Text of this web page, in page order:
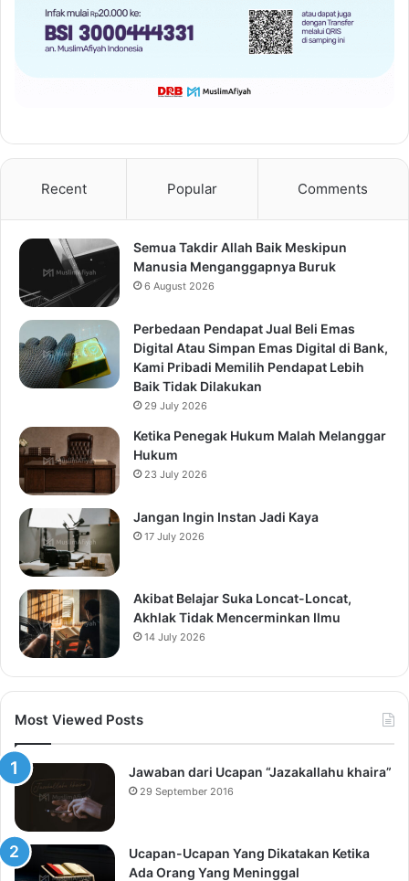
Recent Popular Comments
Semua Takdir Allah Baik Meskipun
Manusia Menganggapnya Buruk
6 August 2026
Perbedaan Pendapat Jual Beli Emas
Digital Atau Simpan Emas Digital di Bank,
Kami Pribadi Memilih Pendapat Lebih
Baik Tidak Dilakukan
29 July 2026
Ketika Penegak Hukum Malah Melanggar
Hukum
23 July 2026
Jangan Ingin Instan Jadi Kaya
17 July 2026
Akibat Belajar Suka Loncat-Loncat,
Akhlak Tidak Mencerminkan Ilmu
14 July 2026
Most Viewed Posts
Jawaban dari Ucapan “Jazakallahu khaira”
29 September 2016
Ucapan-Ucapan Yang Dikatakan Ketika
Ada Orang Yang Meninggal